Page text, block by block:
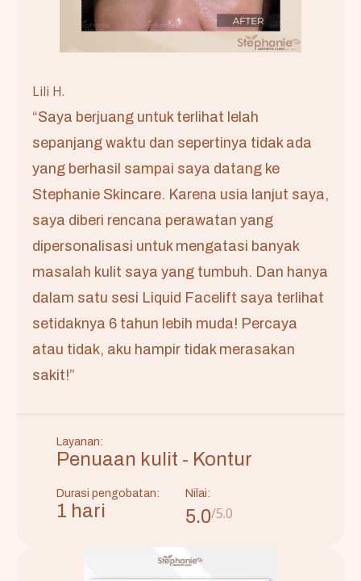
Lili H.
“Saya berjuang untuk terlihat lelah
sepanjang waktu dan sepertinya tidak ada
yang berhasil sampai saya datang ke
Stephanie Skincare. Karena usia lanjut saya,
saya diberi rencana perawatan yang
dipersonalisasi untuk mengatasi banyak
masalah kulit saya yang tumbuh. Dan hanya
dalam satu sesi Liquid Facelift saya terlihat
setidaknya 6 tahun lebih muda! Percaya
atau tidak, aku hampir tidak merasakan
sakit!”
Layanan:
Penuaan kulit - Kontur
Durasi pengobatan:
1 hari
Nilai:
5.0/5.0